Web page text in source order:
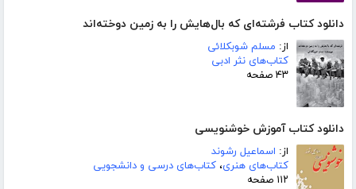
دانلود کتاب فرشته‌ای که بال‌هایش را به زمین دوخته‌اند
از: مسلم شوبکلائی
کتاب‌های نثر ادبی
۴۳ صفحه
دانلود کتاب آموزش خوشنویسی
از: اسماعیل رشوند
کتاب‌های هنری، کتاب‌های درسی و دانشجویی
۱۱۲ صفحه